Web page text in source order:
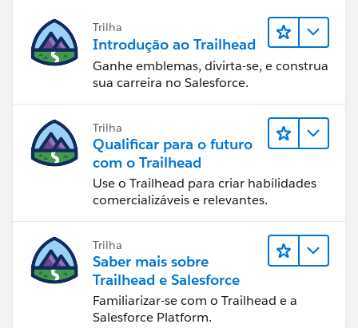
Trilha
Introdução ao Trailhead
Ganhe emblemas, divirta-se, e construa
sua carreira no Salesforce.
Trilha
Qualificar para o futuro
com o Trailhead
Use o Trailhead para criar habilidades
comercializáveis e relevantes.
Trilha
Saber mais sobre
Trailhead e Salesforce
Familiarizar-se com o Trailhead e a
Salesforce Platform.